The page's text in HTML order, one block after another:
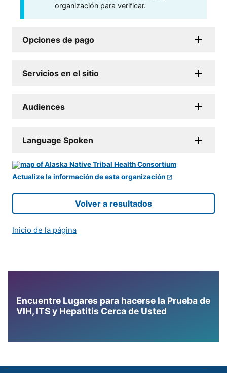
organización para verificar.
Opciones de pago
Servicios en el sitio
Audiences
Language Spoken
Actualize la información de esta organización
Volver a resultados
Inicio de la página
Encuentre Lugares para hacerse la Prueba de
VIH, ITS y Hepatitis Cerca de Usted